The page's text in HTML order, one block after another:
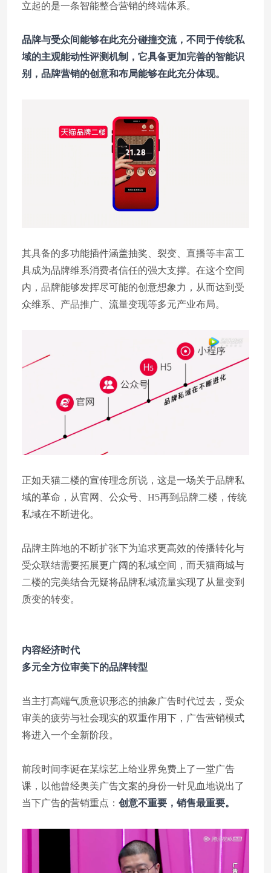
立起的是一条智能整合营销的终端体系。
品牌与受众间能够在此充分碰撞交流，不同于传统私
域的主观能动性评测机制，它具备更加完善的智能识
别，品牌营销的创意和布局能够在此充分体现。
其具备的多功能插件涵盖抽奖、裂变、直播等丰富工
具成为品牌维系消费者信任的强大支撑。在这个空间
内，品牌能够发挥尽可能的创意想象力，从而达到受
众维系、产品推广、流量变现等多元产业布局。
正如天猫二楼的宣传理念所说，这是一场关于品牌私
域的革命，从官网、公众号、H5再到品牌二楼，传统
私域在不断进化。
品牌主阵地的不断扩张下为追求更高效的传播转化与
受众联结需要拓展更广阔的私域空间，而天猫商城与
二楼的完美结合无疑将品牌私域流量实现了从量变到
质变的转变。
内容经济时代
多元全方位审美下的品牌转型
当主打高端气质意识形态的抽象广告时代过去，受众
审美的疲劳与社会现实的双重作用下，广告营销模式
将进入一个全新阶段。
前段时间李诞在某综艺上给业界免费上了一堂广告
课，以他曾经奥美广告文案的身份一针见血地说出了
当下广告的营销重点： 创意不重要，销售最重要。